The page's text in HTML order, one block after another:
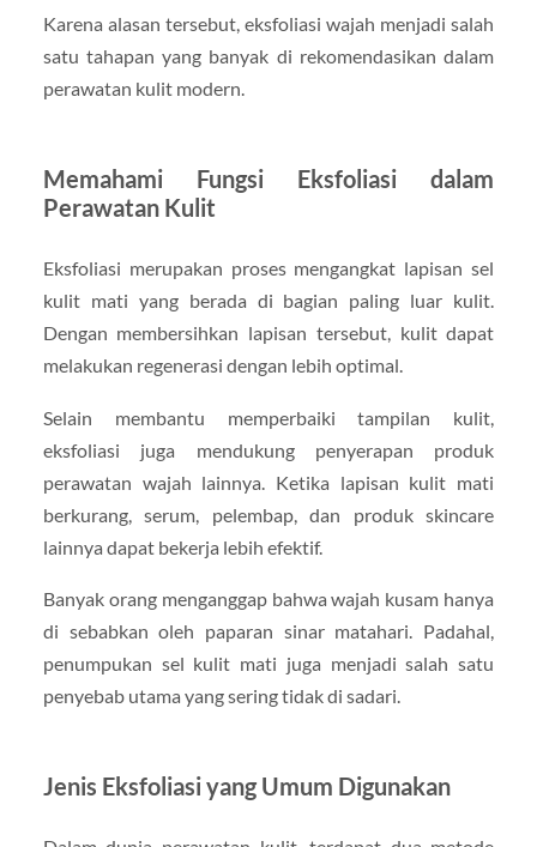
Karena alasan tersebut, eksfoliasi wajah menjadi salah
satu tahapan yang banyak di rekomendasikan dalam
perawatan kulit modern.
Memahami Fungsi Eksfoliasi dalam
Perawatan Kulit
Eksfoliasi merupakan proses mengangkat lapisan sel
kulit mati yang berada di bagian paling luar kulit.
Dengan membersihkan lapisan tersebut, kulit dapat
melakukan regenerasi dengan lebih optimal.
Selain membantu memperbaiki tampilan kulit,
eksfoliasi juga mendukung penyerapan produk
perawatan wajah lainnya. Ketika lapisan kulit mati
berkurang, serum, pelembap, dan produk skincare
lainnya dapat bekerja lebih efektif.
Banyak orang menganggap bahwa wajah kusam hanya
di sebabkan oleh paparan sinar matahari. Padahal,
penumpukan sel kulit mati juga menjadi salah satu
penyebab utama yang sering tidak di sadari.
Jenis Eksfoliasi yang Umum Digunakan